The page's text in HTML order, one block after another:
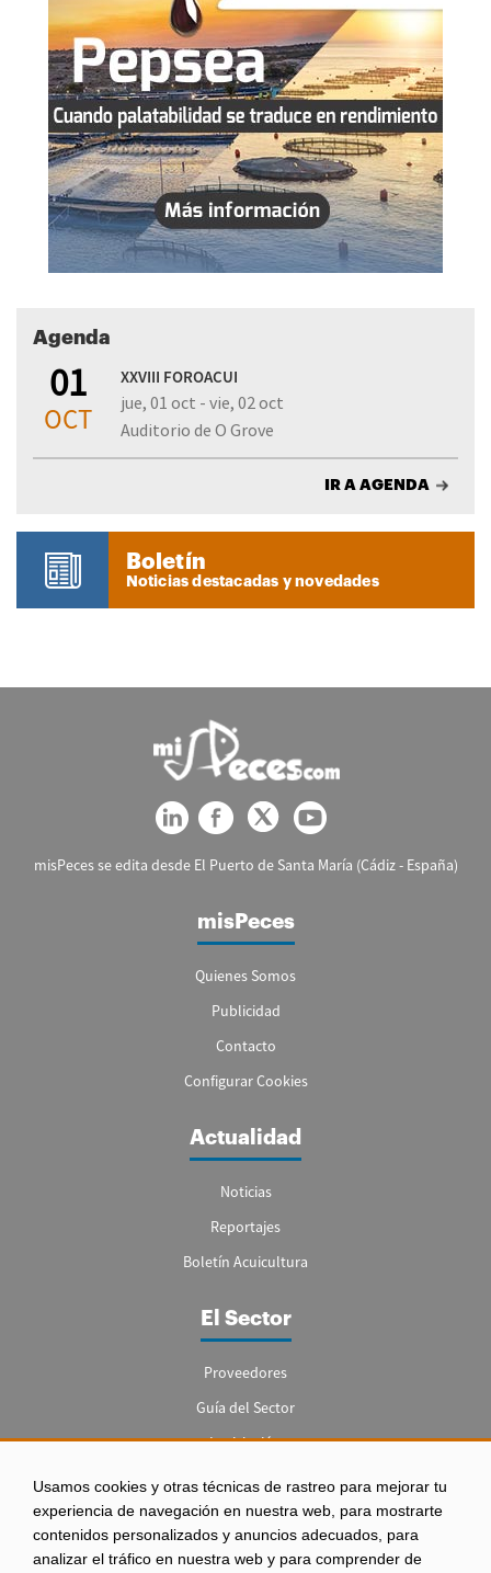
Usamos cookies y otras técnicas de rastreo para mejorar tu
experiencia de navegación en nuestra web, para mostrarte
contenidos personalizados y anuncios adecuados, para
analizar el tráfico en nuestra web y para comprender de
Agenda
01
OCT
XXVIII FOROACUI
jue, 01 oct - vie, 02 oct
Auditorio de O Grove
IR A AGENDA
Boletín
Noticias destacadas y novedades
misPeces se edita desde El Puerto de Santa María (Cádiz - España)
misPeces
Quienes Somos
Publicidad
Contacto
Configurar Cookies
Actualidad
Noticias
Reportajes
Boletín Acuicultura
El Sector
Proveedores
Guía del Sector
Legislación
Empleo